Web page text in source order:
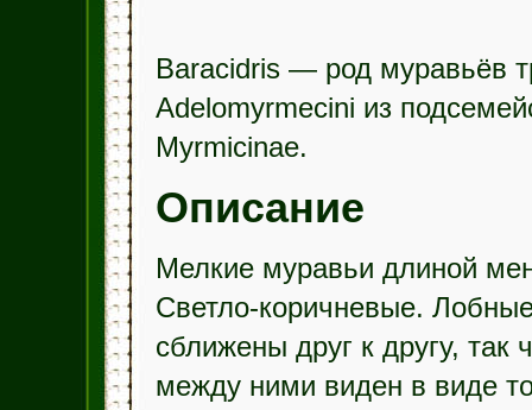
Baracidris — род муравьёв
Adelomyrmecini из
Myrmicinae.
Описание
Мелкие муравьи длиной
Светло-коричневые.
сближены друг к другу, так
между ними виден в виде